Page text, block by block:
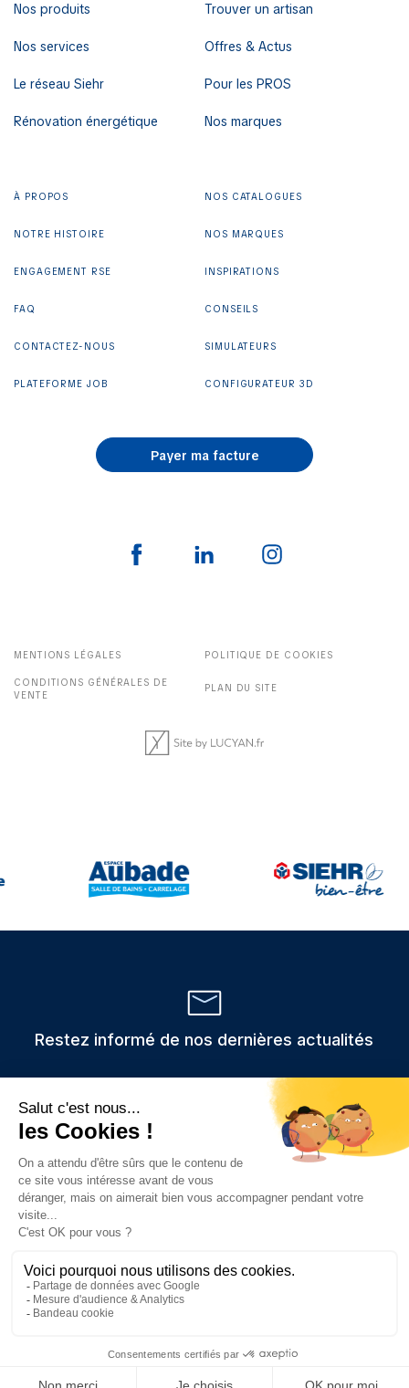
Nos produits
Nos services
Le réseau Siehr
Rénovation énergétique
Trouver un artisan
Offres & Actus
Pour les PROS
Nos marques
À PROPOS
NOTRE HISTOIRE
ENGAGEMENT RSE
FAQ
CONTACTEZ-NOUS
PLATEFORME JOB
NOS CATALOGUES
NOS MARQUES
INSPIRATIONS
CONSEILS
SIMULATEURS
CONFIGURATEUR 3D
Payer ma facture
MENTIONS LÉGALES POLITIQUE DE COOKIES
CONDITIONS GÉNÉRALES DE
VENTE
PLAN DU SITE
Restez informé de nos dernières actualités
Veuillez
laisser
ce
champ
vide.
Les informations recueillies via ce formulaire sont stockées et
utilisées uniquement pour traiter votre demande,
conformément au RGPD.